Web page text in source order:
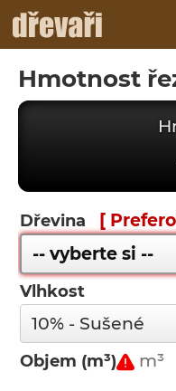
Hmotnost
Dřevina [
Vlhkost
Objem (m³)